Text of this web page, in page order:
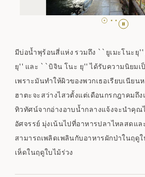
มีบ่อน้ำพุร้อนสี่แห่ง รวมถึง ``ยูเมะโนะยุ
ยุ'' และ ``บิจิน โนะ ยุ'' ได้รับความนิยมเ
เพราะมันทำให้ผิวของพวกเธอเรียบเนียน
ฮาตะจะสว่างไสวตั้งแต่เดือนกรกฎาคมถึ
ทิวทัศน์จากอ่างอาบน้ำกลางแจ้งจะนำคุณ
อัศจรรย์ มุ่งเน้นไปที่อาหารปลาไหลสดแ
สามารถเพลิดเพลินกับอาหารผักป่าในฤดู
เห็ดในฤดูใบไม้ร่วง